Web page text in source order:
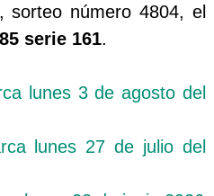
sorteo número 4804, el
serie 161.
lunes 3 de agosto del
lunes 27 de julio del